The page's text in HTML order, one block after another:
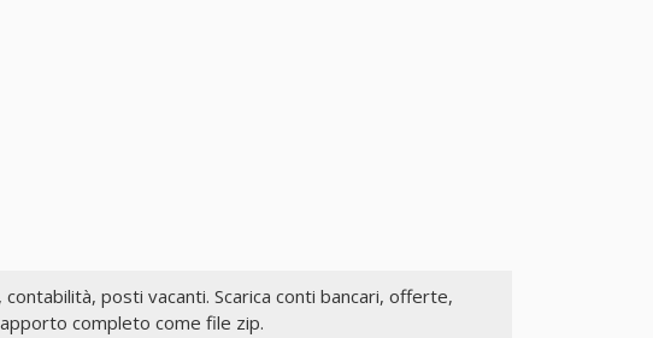
contabilità, posti vacanti. Scarica conti bancari, offerte,
completo come file zip.